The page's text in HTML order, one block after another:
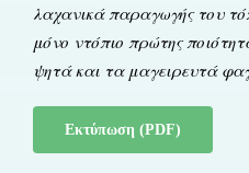
λαχανικά παραγωγής του
μόνο ντόπιο πρώτης
ψητά και τα μαγειρευτά
Εκτύπωση (PDF)